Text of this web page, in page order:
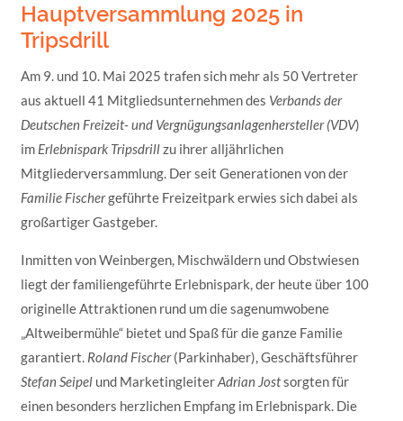
Hauptversammlung 2025 in
Tripsdrill
Am 9. und 10. Mai 2025 trafen sich mehr als 50 Vertreter
aus aktuell 41 Mitgliedsunternehmen des Verbands der
Deutschen Freizeit- und Vergnügungsanlagenhersteller (VDV)
im Erlebnispark Tripsdrillzu ihrer alljährlichen
Mitgliederversammlung. Der seit Generationen von der
Familie Fischergeführte Freizeitpark erwies sich dabei als
großartiger Gastgeber.
Inmitten von Weinbergen, Mischwäldern und Obstwiesen
liegt der familiengeführte Erlebnispark, der heute über 100
originelle Attraktionen rund um die sagenumwobene
„Altweibermühle“ bietet und Spaß für die ganze Familie
garantiert. Roland Fischer(Parkinhaber), Geschäftsführer
Stefan Seipel und MarketingleiterAdrian Jostsorgten für
einen besonders herzlichen Empfang im Erlebnispark. Die